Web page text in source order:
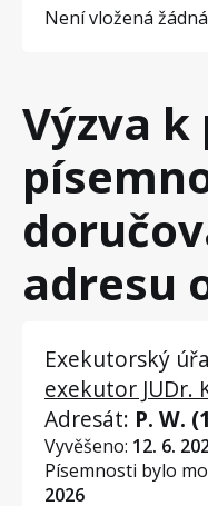
Není vložená
Výzva
adresu
Exekutorský
exekutor JUDr.
Adresát: P. W.
Vyvěšeno: 12. 6.
Písemnosti bylo
2026